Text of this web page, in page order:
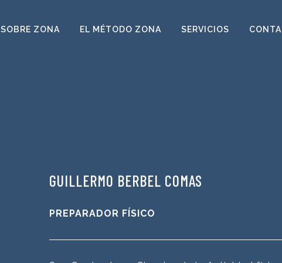
SOBRE ZONA EL MÉTODO ZONA SERVICIOS
GUILLERMO BERBEL COMAS
PREPARADOR FÍSICO